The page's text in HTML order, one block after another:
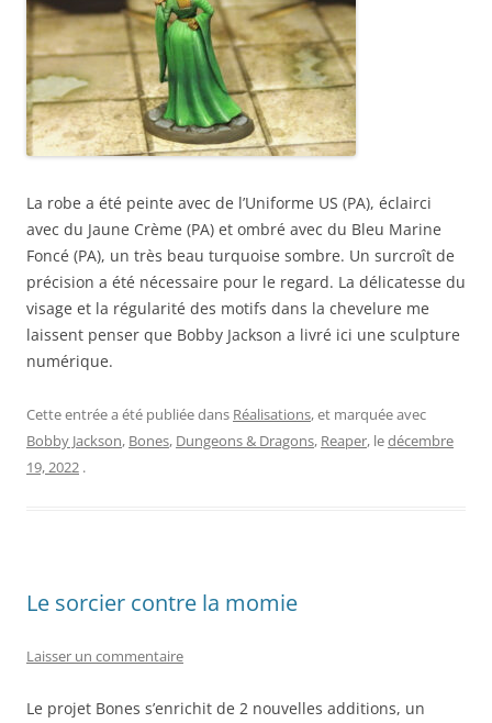
La robe a été peinte avec de l’Uniforme US (PA), éclairci
avec du Jaune Crème (PA) et ombré avec du Bleu Marine
Foncé (PA), un très beau turquoise sombre. Un surcroît de
précision a été nécessaire pour le regard. La délicatesse du
visage et la régularité des motifs dans la chevelure me
laissent penser que Bobby Jackson a livré ici une sculpture
numérique.
Cette entrée a été publiée dans Réalisations, et marquée avec
Bobby Jackson, Bones, Dungeons & Dragons, Reaper, ledécembre
19, 2022 .
Le sorcier contre la momie
Laisser un commentaire
Le projet Bones s’enrichit de 2 nouvelles additions, un